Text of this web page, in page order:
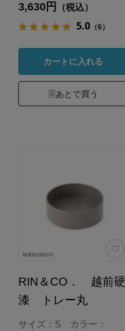
3,630円 （税込）
5.0（6）
カートに入れる
あとで買う
RIN＆CO． 越前硬
漆 トレー丸
サイズ：S カラー：